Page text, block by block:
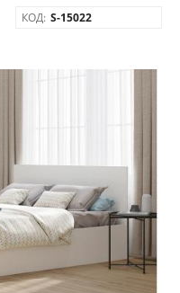
КОД: S-15022